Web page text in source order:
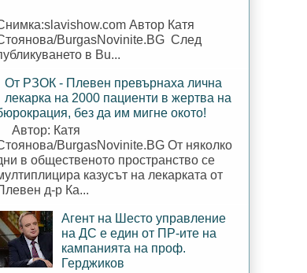
Автор Катя
BurgasNovinite.BG След
в Bu...
От РЗОК - Плевен превърнаха лична
лекарка на 2000 пациенти в жертва на
без да им мигне окото!
Автор: Катя
BurgasNovinite.BG От няколко
в общественото пространство се
казусът на лекарката от
д-р Ка...
Агент на Шесто управление
на ДС е един от ПР-ите на
кампанията на проф.
Герджиков